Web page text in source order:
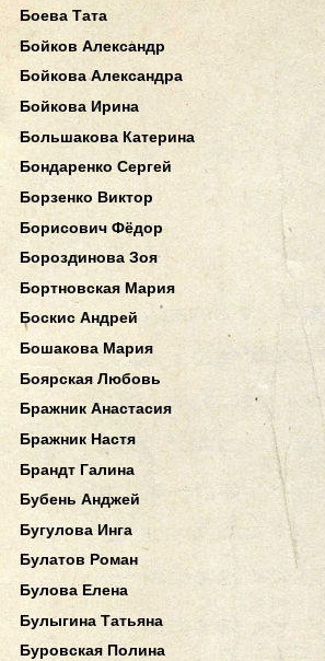
Боева Тата
Бойков Александр
Бойкова Александра
Бойкова Ирина
Большакова Катерина
Бондаренко Сергей
Борзенко Виктор
Борисович Фёдор
Бороздинова Зоя
Бортновская Мария
Боскис Андрей
Бошакова Мария
Боярская Любовь
Бражник Анастасия
Бражник Настя
Брандт Галина
Бубень Анджей
Бугулова Инга
Булатов Роман
Булова Елена
Булыгина Татьяна
Буровская Полина